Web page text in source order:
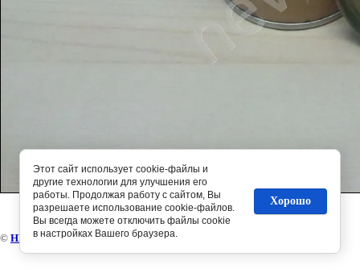
© НЕВА-диз
Этот сайт использует cookie-файлы и
другие технологии для улучшения его
работы. Продолжая работу с сайтом, Вы
разрешаете использование cookie-файлов.
Вы всегда можете отключить файлы cookie
в настройках Вашего браузера.
Хорошо